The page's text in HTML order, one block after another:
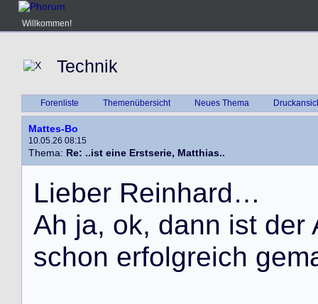
Willkommen!
Technik
Forenliste Themenübersicht Neues Thema
Mattes-Bo
10.05.26 08:15
Thema: Re: ..ist eine Erstserie, Matthias..
Lieber Reinhard…
Ah ja, ok, dann ist der
schon erfolgreich gem